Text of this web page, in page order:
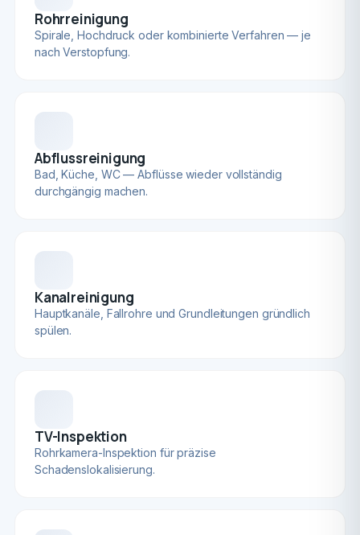
Rohrreinigung
Spirale, Hochdruck oder kombinierte Verfahren — je
nach Verstopfung.
Abflussreinigung
Bad, Küche, WC — Abflüsse wieder vollständig
durchgängig machen.
Kanalreinigung
Hauptkanäle, Fallrohre und Grundleitungen gründlich
spülen.
TV-Inspektion
Rohrkamera-Inspektion für präzise
Schadenslokalisierung.